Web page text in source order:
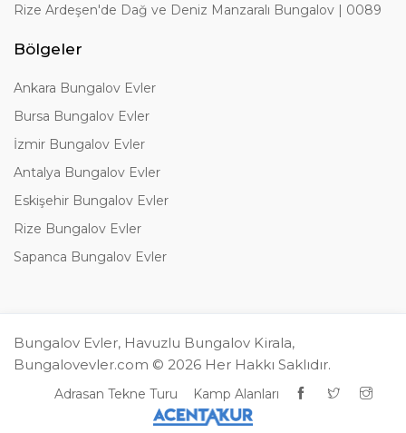
Rize Ardeşen'de Dağ ve Deniz Manzaralı Bungalov | 0089
Bölgeler
Ankara Bungalov Evler
Bursa Bungalov Evler
İzmir Bungalov Evler
Antalya Bungalov Evler
Eskişehir Bungalov Evler
Rize Bungalov Evler
Sapanca Bungalov Evler
Bungalov Evler, Havuzlu Bungalov Kirala,
Bungalovevler.com © 2026 Her Hakkı Saklıdır.
Adrasan Tekne Turu Kamp Alanları